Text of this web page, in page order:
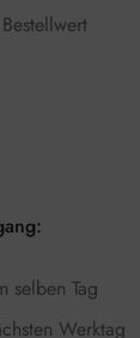
selben Tag
Werktag